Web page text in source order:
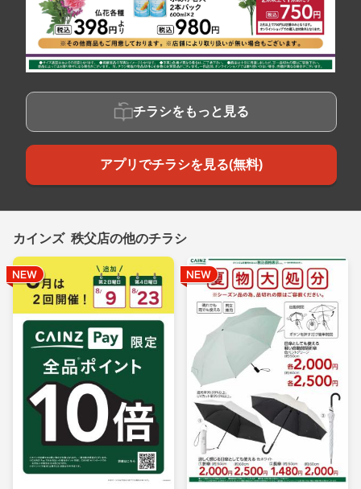
チラシをもっと見る
アプリでチラシを見る(無料)
カインズ 秩父店の他のチラシ